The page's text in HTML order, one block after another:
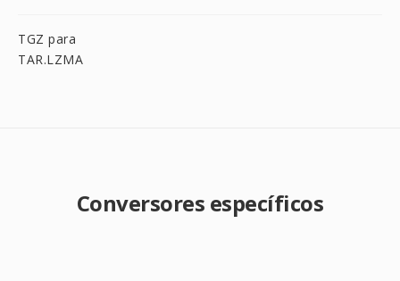
TGZ para
TAR.LZMA
Conversores específicos